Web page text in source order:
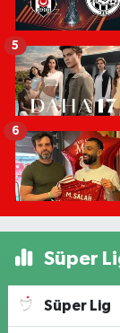
5
6
Süper
Süper Lig